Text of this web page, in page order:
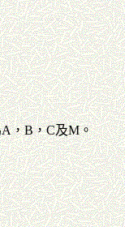
，B，C及M。